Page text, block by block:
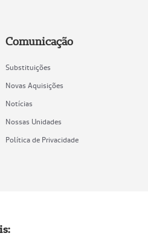
Comunicação
Substituições
Novas Aquisições
Notícias
Nossas Unidades
Política de Privacidade